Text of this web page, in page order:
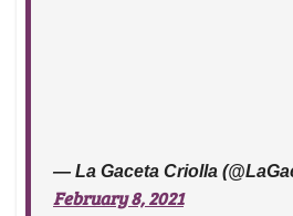
— La Gaceta Criolla
February 8, 2021